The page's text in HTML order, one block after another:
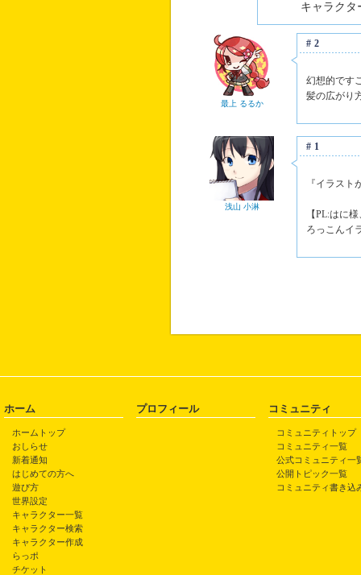
キャラクタ
最上 るるか
#2
幻想的です
髪の広がり
浅山 小淋
#1
『イラス
【PL:はに
ろっこんイ
ホーム
ホームトップ
おしらせ
新着通知
はじめての方へ
遊び方
世界設定
キャラクター一覧
キャラクター検索
キャラクター作成
らっポ
チケット
プロフィール コミュニティ
コミュニティトップ
コミュニティ一覧
公式コミュニティ一
公開トピック一覧
コミュニティ書き込